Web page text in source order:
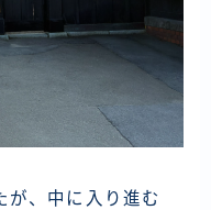
が、中に入り進む